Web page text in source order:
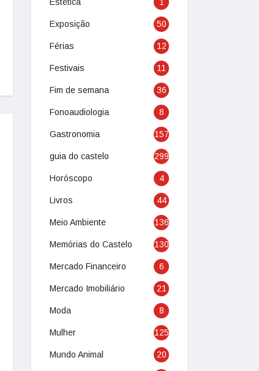
Exposição 50
Férias 12
Festivais 11
Fim de semana 36
Fonoaudiologia 8
Gastronomia 157
guia do castelo 299
Horóscopo 4
Livros 44
Meio Ambiente 136
Memórias do Castelo 130
Mercado Financeiro 6
Mercado Imobiliário 21
Moda 8
Mulher 125
Mundo Animal 20